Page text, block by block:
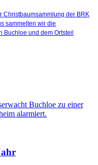
Christbaumsammlung der BRK
sammelten wir die
und dem Ortsteil
Buchloe zu einer
alarmiert.